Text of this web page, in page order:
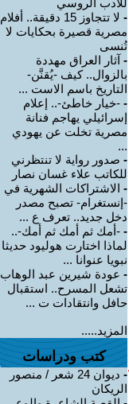
للأدب الروسي
-
لا تتجاوز 15 دقيقة.. أفلام
مصرية قصيرة بحكايات لا
تُنسى
- آثار العراق مهددة
بالزوال.. كيف -يُقنَّن-
التاريخ باسم الاست ...
- -خيار خاطئ-.. إعلام
إسرائيلي يهاجم فنانة
مصرية تخلت عن يهودي
...
- صدور رواية لا تنتظرني
للكاتب علاء غسان نصار
- الاشتراكات الشهرية في
-إنستغرام- تصبح مصدر
دخل جديد.. تعرف ع ...
- -أمك ثم أمك ثم أمك-..
لماذا اختارت هوليود حديثا
نبويا عنوانا ...
- عودة شيرين عبد الوهاب
تشعل المسرح.. استقبال
حافل وانتقادات ت ...
المزيد.....
كتب ودراسات
-
ديوان 24 شعر / منصور
الريكان